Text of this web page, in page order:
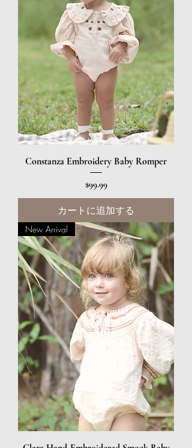
Constanza Embroidery Baby Romper
価格
$99.99
カートに追加する
New Arrival